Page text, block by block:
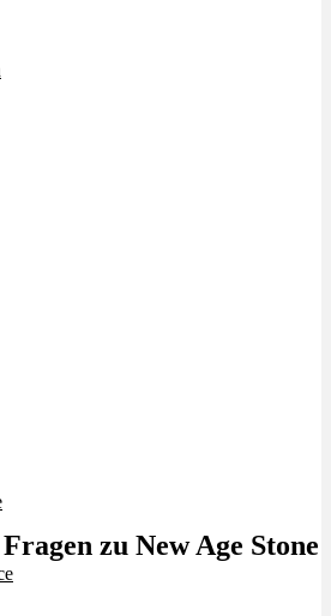
zu New Age Stone